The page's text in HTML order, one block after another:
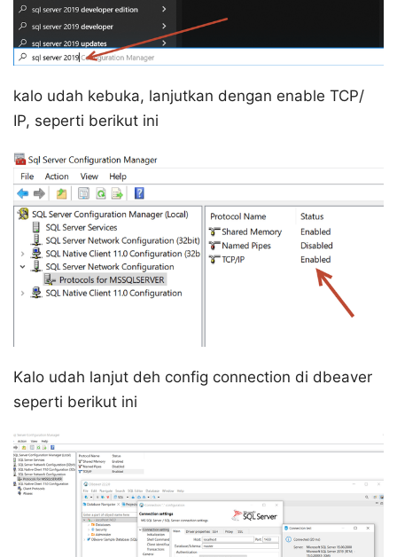
kalo udah kebuka, lanjutkan dengan enable TCP/
IP, seperti berikut ini
Kalo udah lanjut deh config connection di dbeaver
seperti berikut ini